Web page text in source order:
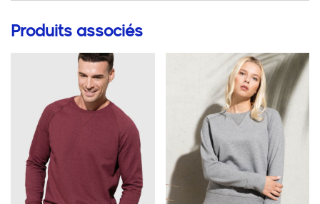
Produits associés
Go to product page Go to product page